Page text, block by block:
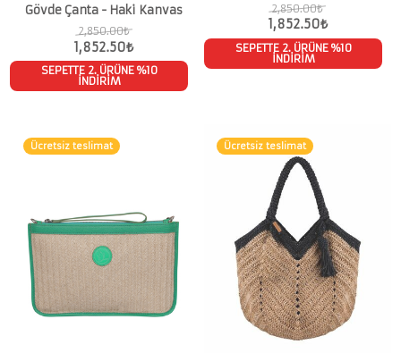
Gövde Çanta - Haki Kanvas
2,850.00₺
1,852.50₺
SEPETTE 2. ÜRÜNE %10
İNDİRİM
2,850.00₺
1,852.50₺
SEPETTE 2. ÜRÜNE %10
İNDİRİM
Ücretsiz teslimat Ücretsiz teslimat